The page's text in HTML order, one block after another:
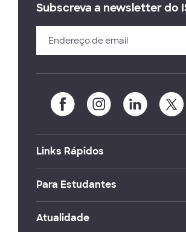
Subscreva a newsletter do
Links Rápidos
Para Estudantes
Atualidade